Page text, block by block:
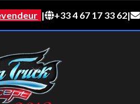
| +33 4 67 17 33 62|